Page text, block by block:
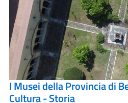
I Musei della Provincia di
Cultura - Storia